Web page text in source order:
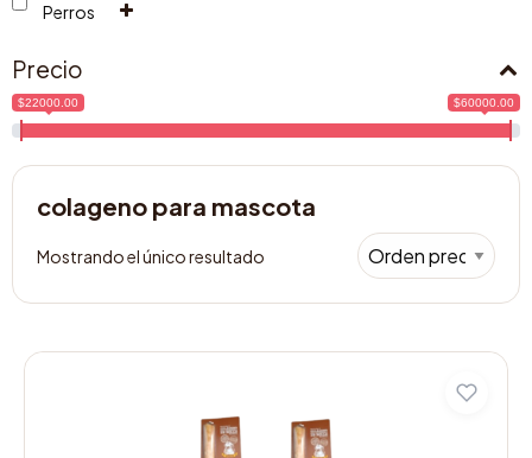
Perros
Precio
$22000.00 $60000.00
colageno para mascota
Mostrando el único resultado
Este